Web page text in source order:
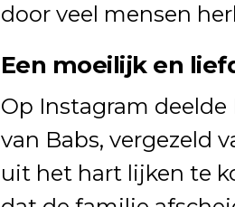
door veel mensen
Een moeilijk en
Op Instagram
van Babs, vergezeld
uit het hart lijken te